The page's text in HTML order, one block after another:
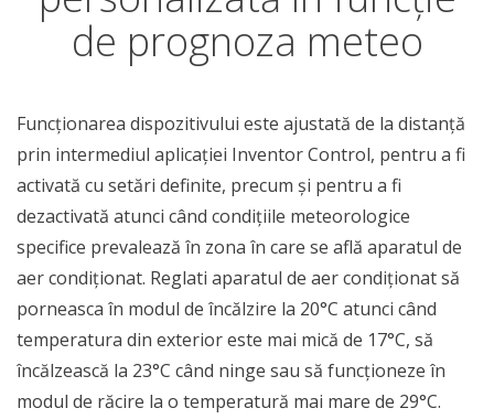
de prognoza meteo
Funcționarea dispozitivului este ajustată de la distanță
prin intermediul aplicației Inventor Control, pentru a fi
activată cu setări definite, precum și pentru a fi
dezactivată atunci când condițiile meteorologice
specifice prevalează în zona în care se află aparatul de
aer condiționat. Reglati aparatul de aer condiționat să
porneasca în modul de încălzire la 20°C atunci când
temperatura din exterior este mai mică de 17°C, să
încălzească la 23°C când ninge sau să funcționeze în
modul de răcire la o temperatură mai mare de 29°C.